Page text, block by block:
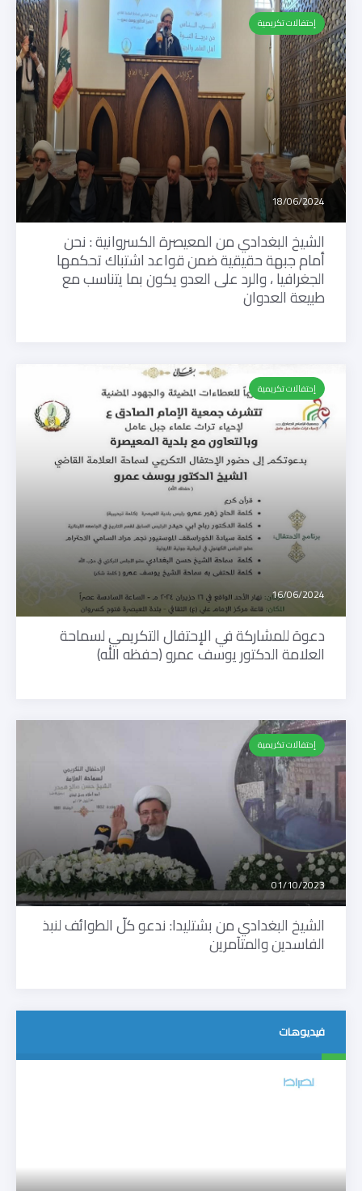
إحتفالات تكريمية
18/06/2024
الشيخ البغدادي من المعيصرة الكسروانية : نحن
أمام جبهة حقيقية ضمن قواعد اشتباك تحكمها
الجغرافيا ، والرد على العدو يكون بما يتناسب مع
طبيعة العدوان
إحتفالات تكريمية
16/06/2024
دعوة للمشاركة في الإحتفال التكريمي لسماحة
العلامة الدكتور يوسف عمرو (حفظه الله)
إحتفالات تكريمية
01/10/2023
الشيخ البغدادي من بشتليدا: ندعو كلّ الطوائف لنبذ
الفاسدين والمتآمرين
فيديوهات
متفرقات